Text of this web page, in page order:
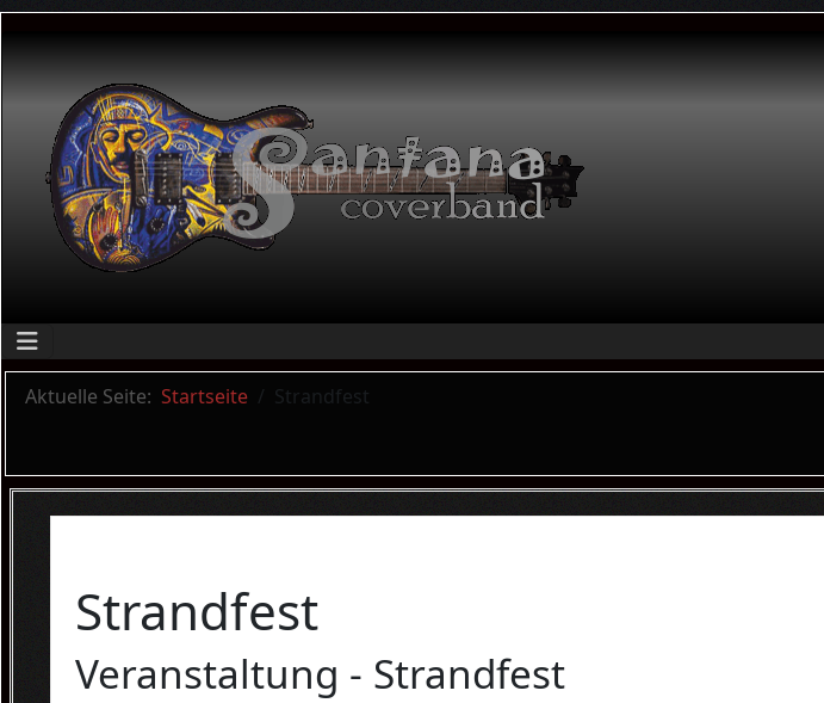
Aktuelle Seite: Startseite Strandfest
Strandfest
Veranstaltung - Strandfest